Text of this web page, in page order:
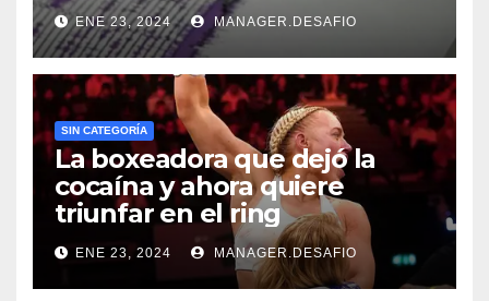
ENE 23, 2024 MANAGER.DESAFIO
SIN CATEGORÍA
La boxeadora que dejó la
cocaína y ahora quiere
triunfar en el ring​
ENE 23, 2024 MANAGER.DESAFIO